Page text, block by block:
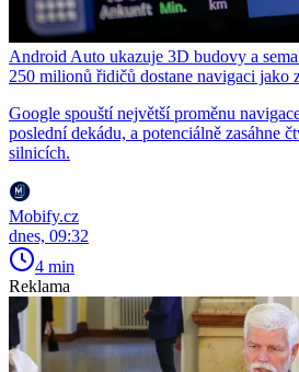
Android Auto ukazuje 3D budovy a
250 milionů řidičů dostane navigaci jako
Google spouští největší proměnu
poslední dekádu, a potenciálně zasáhne
silnicích.
Mobify.cz
dnes, 09:32
4 min
Reklama